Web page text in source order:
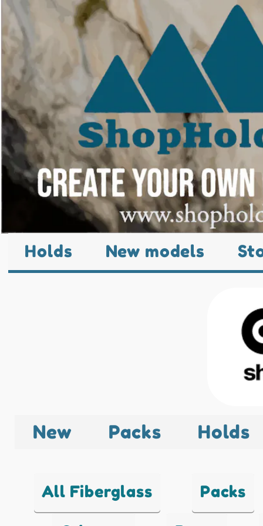
Holds New models
New Packs Holds
All Fiberglass Packs